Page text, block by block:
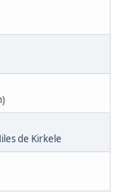
de Kirkele